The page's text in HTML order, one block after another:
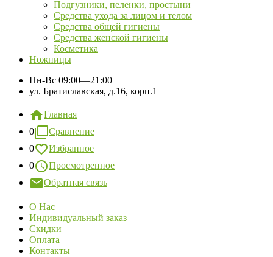
Подгузники, пеленки, простыни
Средства ухода за лицом и телом
Средства общей гигиены
Средства женской гигиены
Косметика
Ножницы
Пн-Вс 09:00—21:00
ул. Братиславская, д.16, корп.1
Главная
0
Сравнение
0
Избранное
0
Просмотренное
Обратная связь
О Нас
Индивидуальный заказ
Скидки
Оплата
Контакты